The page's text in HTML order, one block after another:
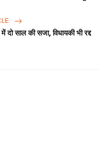
साल की सजा, विधायकी भी रद्द